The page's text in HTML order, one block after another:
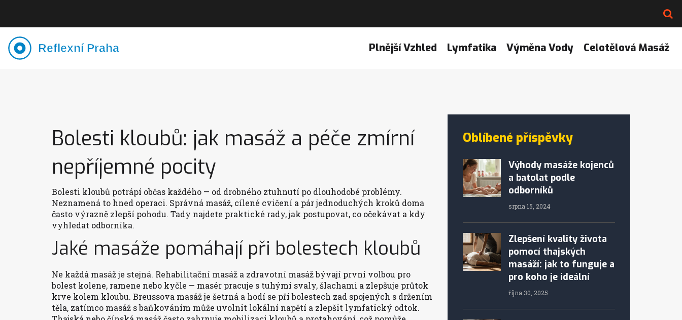
Plnější Vzhled Lymfatika Výměna Vody Celotělová Masáž
Bolesti kloubů: jak masáž a péče zmírní
nepříjemné pocity
Bolesti kloubů potrápí občas každého — od drobného ztuhnutí po dlouhodobé problémy.
Neznamená to hned operaci. Správná masáž, cílené cvičení a pár jednoduchých kroků doma
často výrazně zlepší pohodu. Tady najdete praktické rady, jak postupovat, co očekávat a kdy
vyhledat odborníka.
Jaké masáže pomáhají při bolestech kloubů
Ne každá masáž je stejná. Rehabilitační masáž a zdravotní masáž bývají první volbou pro
bolest kolene, ramene nebo kyčle — masér pracuje s tuhými svaly, šlachami a zlepšuje průtok
krve kolem kloubu. Breussova masáž je šetrná a hodí se při bolestech zad spojených s držením
těla, zatímco masáž s baňkováním může uvolnit lokální napětí a zlepšit lymfatický odtok.
Oblíbené příspěvky
Výhody masáže kojenců
a batolat podle
odborníků
srpna 15, 2024
Zlepšení kvality života
pomocí thajských
masáží: jak to funguje a
pro koho je ideální
října 30, 2025